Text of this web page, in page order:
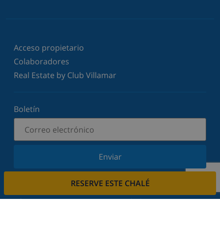
RESERVE ESTE CHALÉ
Acceso propietario
Colaboradores
Real Estate by Club Villamar
Boletín
Enviar
Suscríbase a nuestro boletín y manténgase
ofertas. Respetamos su privacidad.